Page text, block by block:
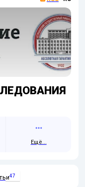
Ещё...
47